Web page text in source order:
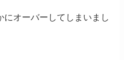
にオーバーしてしまいまし